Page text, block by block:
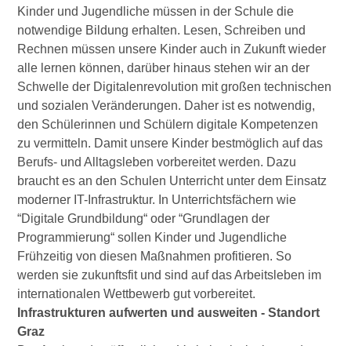
Kinder und Jugendliche müssen in der Schule die
notwendige Bildung erhalten. Lesen, Schreiben und
Rechnen müssen unsere Kinder auch in Zukunft wieder
alle lernen können, darüber hinaus stehen wir an der
Schwelle der Digitalenrevolution mit großen technischen
und sozialen Veränderungen. Daher ist es notwendig,
den Schülerinnen und Schülern digitale Kompetenzen
zu vermitteln. Damit unsere Kinder bestmöglich auf das
Berufs- und Alltagsleben vorbereitet werden. Dazu
braucht es an den Schulen Unterricht unter dem Einsatz
moderner IT-Infrastruktur. In Unterrichtsfächern wie
“Digitale Grundbildung“ oder “Grundlagen der
Programmierung“ sollen Kinder und Jugendliche
Frühzeitig von diesen Maßnahmen profitieren. So
werden sie zukunftsfit und sind auf das Arbeitsleben im
internationalen Wettbewerb gut vorbereitet.
Infrastrukturen aufwerten und ausweiten - Standort
Graz